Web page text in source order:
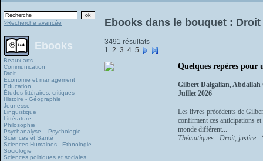
>Recherche avancée
Ebooks
Beaux-arts
Communication
Droit
Economie et management
Education
Études littéraires, critiques
Histoire - Géographie
Jeunesse
Linguistique
Littérature
Philosophie
Psychanalyse – Psychologie
Sciences et Santé
Sciences Humaines - Ethnologie -
Sociologie
Sciences politiques et sociales
Ebooks dans le bouquet : Droit
3491 résultats
1 2 3 4 5
Quelques repères pour
Gilbert Dalgalian, Abdallah
Juillet 2026
Les livres précédents de
confirment ces anticipations
monde différent...
Thématiques : Droit, justice -